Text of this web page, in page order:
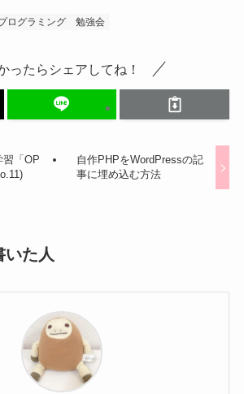
ログラミング 勉強会
ったらシェアしてね！
習「OP
自作PHPをWordPressの記
事に埋め込む方法
いた人